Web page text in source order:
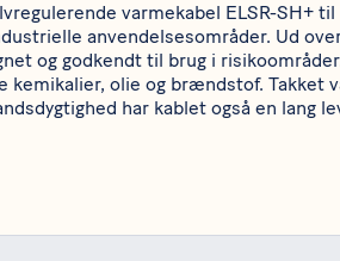
varmekabel ELSR-SH+
anvendelsesområder. Ud
og godkendt til brug i
kemikalier, olie og brændstof. Takket
har kablet også en lang